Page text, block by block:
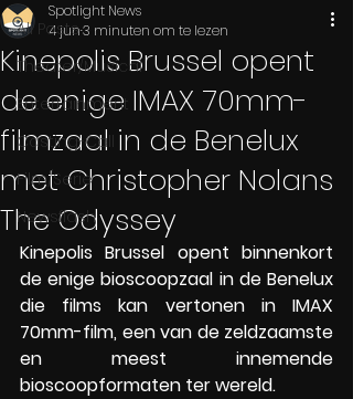
All Posts
Theater/Musical
Entertainment
Casting-Call
Film/Serie
Newsflash
Kinepolis Brussel opent
de enige IMAX 70mm-
filmzaal in de Benelux
met Christopher Nolans
The Odyssey
Spotlight News
4 jun3 minuten om te lezen
Kinepolis Brussel opent binnenkort
de enige bioscoopzaal in de Benelux
die films kan vertonen in IMAX
70mm-film, een van de zeldzaamste
en meest innemende
bioscoopformaten ter wereld.